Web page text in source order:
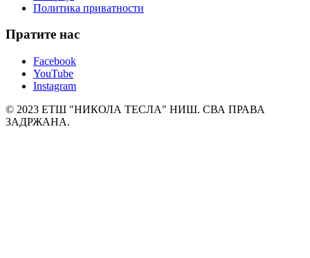
Политика приватности
Пратите нас
Facebook
YouTube
Instagram
© 2023 ЕТШ "НИКОЛА ТЕСЛА" НИШ. СВА ПРАВА
ЗАДРЖАНА.